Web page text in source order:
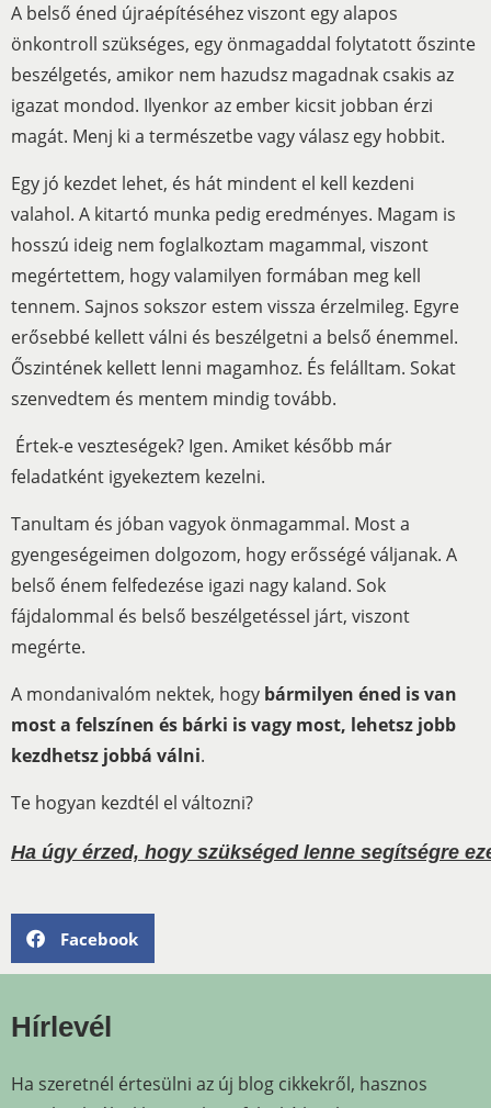
A belső éned újraépítéséhez viszont egy alapos
önkontroll szükséges, egy önmagaddal folytatott őszinte
beszélgetés, amikor nem hazudsz magadnak csakis az
igazat mondod. Ilyenkor az ember kicsit jobban érzi
magát. Menj ki a természetbe vagy válasz egy hobbit.
Egy jó kezdet lehet, és hát mindent el kell kezdeni
valahol. A kitartó munka pedig eredményes. Magam is
hosszú ideig nem foglalkoztam magammal, viszont
megértettem, hogy valamilyen formában meg kell
tennem. Sajnos sokszor estem vissza érzelmileg. Egyre
erősebbé kellett válni és beszélgetni a belső énemmel.
Őszintének kellett lenni magamhoz. És felálltam. Sokat
szenvedtem és mentem mindig tovább.
Értek-e veszteségek? Igen. Amiket később már
feladatként igyekeztem kezelni.
Tanultam és jóban vagyok önmagammal. Most a
gyengeségeimen dolgozom, hogy erősségé váljanak. A
belső énem felfedezése igazi nagy kaland. Sok
fájdalommal és belső beszélgetéssel járt, viszont
megérte.
A mondanivalóm nektek, hogy bármilyen éned is van
most a felszínen és bárki is vagy most, lehetsz jobb
kezdhetsz jobbá válni.
Te hogyan kezdtél el változni?
Ha úgy érzed, hogy szükséged lenne segítségre
Facebook
Hírlevél
Ha szeretnél értesülni az új blog cikkekről, hasznos